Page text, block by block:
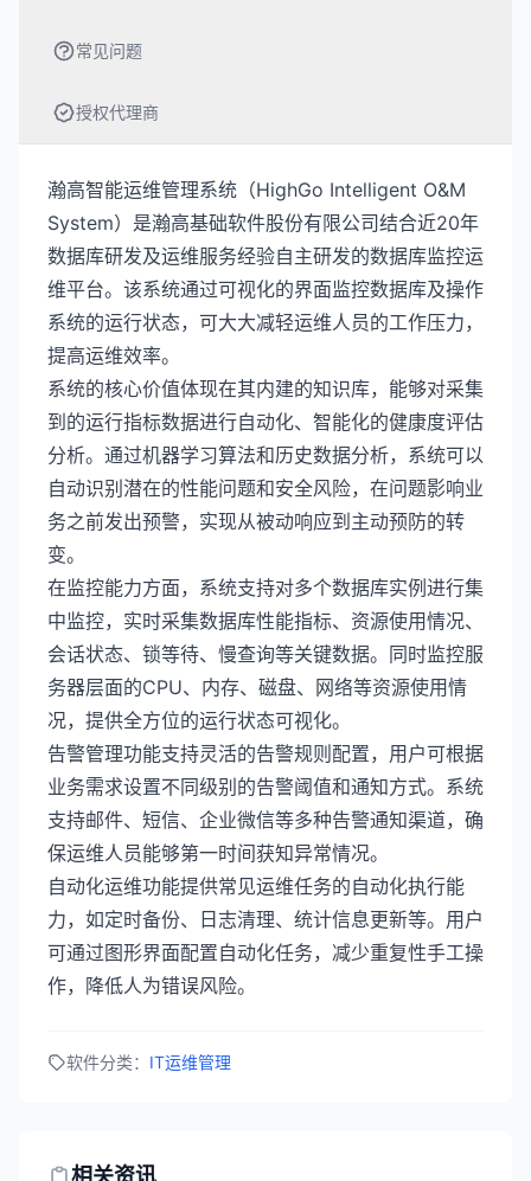
常见问题
授权代理商
瀚高智能运维管理系统（HighGo Intelligent O&M
System）是瀚高基础软件股份有限公司结合近20年
数据库研发及运维服务经验自主研发的数据库监控运
维平台。该系统通过可视化的界面监控数据库及操作
系统的运行状态，可大大减轻运维人员的工作压力，
提高运维效率。
系统的核心价值体现在其内建的知识库，能够对采集
到的运行指标数据进行自动化、智能化的健康度评估
分析。通过机器学习算法和历史数据分析，系统可以
自动识别潜在的性能问题和安全风险，在问题影响业
务之前发出预警，实现从被动响应到主动预防的转
变。
在监控能力方面，系统支持对多个数据库实例进行集
中监控，实时采集数据库性能指标、资源使用情况、
会话状态、锁等待、慢查询等关键数据。同时监控服
务器层面的CPU、内存、磁盘、网络等资源使用情
况，提供全方位的运行状态可视化。
告警管理功能支持灵活的告警规则配置，用户可根据
业务需求设置不同级别的告警阈值和通知方式。系统
支持邮件、短信、企业微信等多种告警通知渠道，确
保运维人员能够第一时间获知异常情况。
自动化运维功能提供常见运维任务的自动化执行能
力，如定时备份、日志清理、统计信息更新等。用户
可通过图形界面配置自动化任务，减少重复性手工操
作，降低人为错误风险。
软件分类： IT运维管理
相关资讯